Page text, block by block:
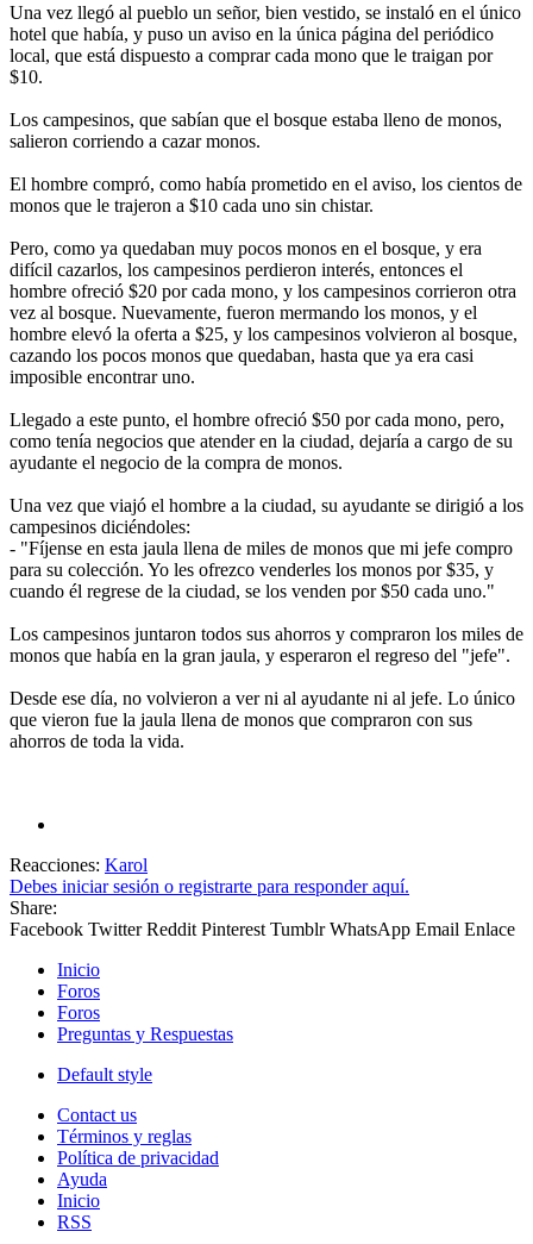
Una vez llegó al pueblo un señor, bien vestido, se instaló en el único
hotel que había, y puso un aviso en la única página del periódico
local, que está dispuesto a comprar cada mono que le traigan por
$10.
Los campesinos, que sabían que el bosque estaba lleno de monos,
salieron corriendo a cazar monos.
El hombre compró, como había prometido en el aviso, los cientos de
monos que le trajeron a $10 cada uno sin chistar.
Pero, como ya quedaban muy pocos monos en el bosque, y era
difícil cazarlos, los campesinos perdieron interés, entonces el
hombre ofreció $20 por cada mono, y los campesinos corrieron otra
vez al bosque. Nuevamente, fueron mermando los monos, y el
hombre elevó la oferta a $25, y los campesinos volvieron al bosque,
cazando los pocos monos que quedaban, hasta que ya era casi
imposible encontrar uno.
Llegado a este punto, el hombre ofreció $50 por cada mono, pero,
como tenía negocios que atender en la ciudad, dejaría a cargo de su
ayudante el negocio de la compra de monos.
Una vez que viajó el hombre a la ciudad, su ayudante se dirigió a los
campesinos diciéndoles:
- "Fíjense en esta jaula llena de miles de monos que mi jefe compro
para su colección. Yo les ofrezco venderles los monos por $35, y
cuando él regrese de la ciudad, se los venden por $50 cada uno."
Los campesinos juntaron todos sus ahorros y compraron los miles de
monos que había en la gran jaula, y esperaron el regreso del "jefe".
Desde ese día, no volvieron a ver ni al ayudante ni al jefe. Lo único
que vieron fue la jaula llena de monos que compraron con sus
ahorros de toda la vida.
Reacciones: Karol
Debes iniciar sesión o registrarte para responder aquí.
Share:
Facebook Twitter Reddit Pinterest Tumblr WhatsApp Email Enlace
Inicio
Foros
Foros
Preguntas y Respuestas
Default style
Contact us
Términos y reglas
Política de privacidad
Ayuda
Inicio
RSS